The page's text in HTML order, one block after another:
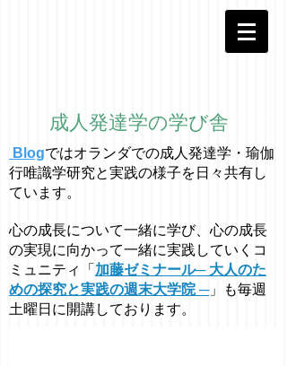
成人発達学の学び舎
Blogではオラ ンダでの成人発達学・ 瑜伽
行唯識学研究と実践の様子を日々共有し
ています。
心の成長について一緒に学び、心の成長
の実現に向かって一緒に実践していくコ
ミュニティ「 加藤ゼミナール─ 大人のた
めの探究と実践の週末大学院 ─」も毎週
土曜日に開講しております。